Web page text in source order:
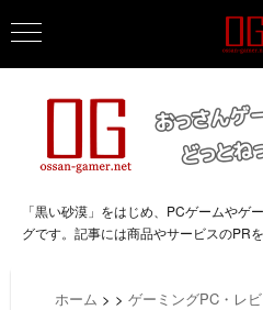
「黒い砂漠」をはじめ、PCゲームやゲ
グです。記事には商品やサービスのPRを
ホーム > > ゲーミングPC・レ